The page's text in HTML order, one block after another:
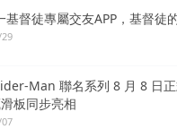
基督徒專屬交友APP，基督徒
Man 聯名系列 8 月 8 日
板同步亮相